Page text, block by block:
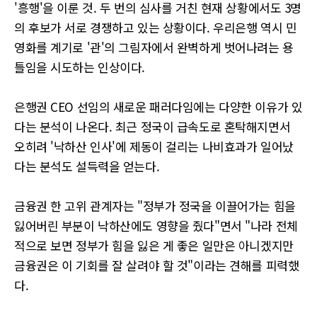
'흥행'을 이룬 것. 두 번의 심사를 거친 현재 상황에서도 3명
의 후보가 서로 경쟁하고 있는 상황이다. 우리은행 역시 민
영화를 계기로 '관'의 그림자에서 완벽하게 벗어나려는 용
틀임을 시도하는 인상이다.
은행권 CEO 선임의 새로운 패러다임에는 다양한 이유가 있
다는 분석이 나온다. 최근 정국이 급속도로 혼탁해지면서
오히려 '낙하산 인사'에 제동이 걸리는 나비효과가 일어났
다는 분석도 설득력을 얻는다.
금융권 한 고위 관계자는 "정부가 정국을 이끌어가는 힘을
잃어버린 부분이 낙하산에도 영향을 줬다"면서 "나라 전체
적으로 보면 정부가 힘을 잃은 게 좋은 일만은 아니겠지만
금융권은 이 기회를 잘 살려야 할 것"이라는 견해를 피력했
다.